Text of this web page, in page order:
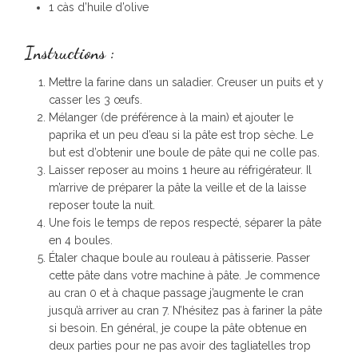
1 càs d’huile d’olive
Instructions :
Mettre la farine dans un saladier. Creuser un puits et y
casser les 3 œufs.
Mélanger (de préférence à la main) et ajouter le
paprika et un peu d’eau si la pâte est trop sèche. Le
but est d’obtenir une boule de pâte qui ne colle pas.
Laisser reposer au moins 1 heure au réfrigérateur. Il
m’arrive de préparer la pâte la veille et de la laisse
reposer toute la nuit.
Une fois le temps de repos respecté, séparer la pâte
en 4 boules.
Étaler chaque boule au rouleau à pâtisserie. Passer
cette pâte dans votre machine à pâte. Je commence
au cran 0 et à chaque passage j’augmente le cran
jusqu’à arriver au cran 7. N’hésitez pas à fariner la pâte
si besoin. En général, je coupe la pâte obtenue en
deux parties pour ne pas avoir des tagliatelles trop